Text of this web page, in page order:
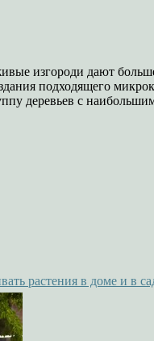
изгороди дают
подходящего
деревьев с
растения в доме и в